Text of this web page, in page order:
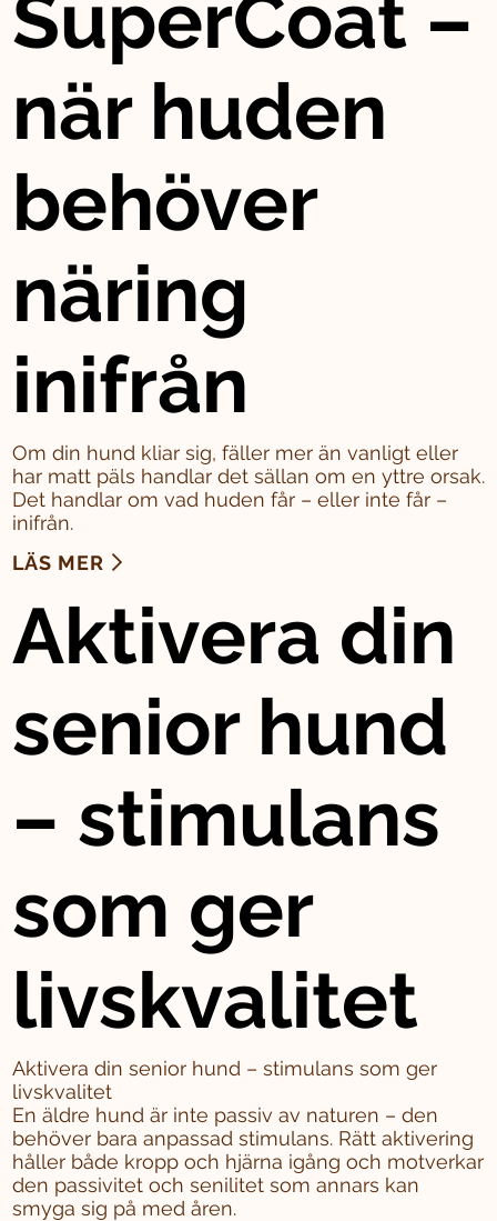
SuperCoat –
när huden
behöver
näring
inifrån
Om din hund kliar sig, fäller mer än vanligt eller
har matt päls handlar det sällan om en yttre orsak.
Det handlar om vad huden får – eller inte får –
inifrån.
LÄS MER
Aktivera din
senior hund
– stimulans
som ger
livskvalitet
Aktivera din senior hund – stimulans som ger
livskvalitet
En äldre hund är inte passiv av naturen – den
behöver bara anpassad stimulans. Rätt aktivering
håller både kropp och hjärna igång och motverkar
den passivitet och senilitet som annars kan
smyga sig på med åren.